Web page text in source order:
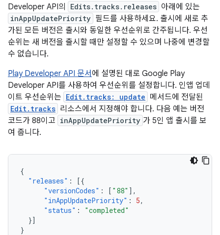
Developer API의 Edits.tracks.releases 아래에 있는
inAppUpdatePriority 필드를 사용하세요. 출시에 새로 추
가된 모든 버전은 출시와 동일한 우선순위로 간주됩니다. 우선
순위는 새 버전을 출시할 때만 설정할 수 있으며 나중에 변경할
수 없습니다.
Play Developer API 문서 에 설명된 대로 Google Play
Developer API를 사용하여 우선순위를 설정합니다. 인앱 업데
이트 우선순위는 Edit.tracks: update 메서드에 전달된
Edit.tracks 리소스에서 지정해야 합니다. 다음 예는 버전
코드가 88이고 inAppUpdatePriority 가 5인 앱 출시를 보
여 줍니다.
{
"releases" :
[{
"versionCodes" : [ "88" ],
"inAppUpdatePriority" : 5,
"status" :
"completed"
}]
}